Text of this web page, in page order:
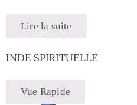
Lire la suite
INDE SPIRITUELLE
Vue Rapide